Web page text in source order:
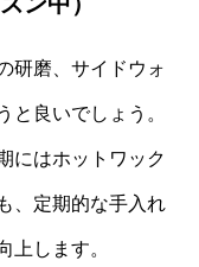
研磨、サイドウォ
と良いでしょう。
にはホットワック
、定期的な手入れ
上します。